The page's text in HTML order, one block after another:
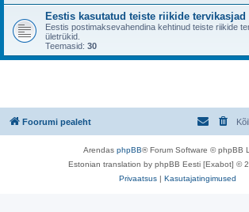
Eestis kasutatud teiste riikide tervikasjad
Eestis postimaksevahendina kehtinud teiste riikide
ületrükid.
Teemasid: 30
Foorumi pealeht
Arendas phpBB® Forum Software © phpBB
Estonian translation by phpBB Eesti [Exabot] ©
Privaatsus | Kasutajatingimused